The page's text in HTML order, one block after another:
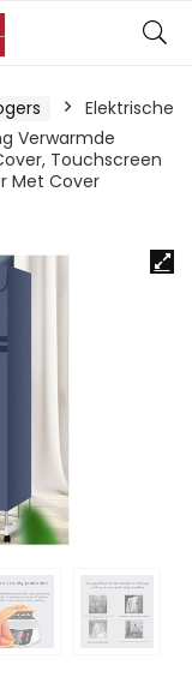
Elektrische
Verwarmde
Touchscreen
Met Cover